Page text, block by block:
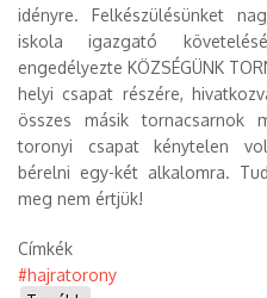
idényre. Felkészülésünket
iskola igazgató
engedélyezte KÖZSÉGÜNK
helyi csapat részére,
összes másik tornacsarnok
toronyi csapat kénytelen
bérelni egy-két alkalomra.
meg nem értjük!
Címkék
#hajratorony